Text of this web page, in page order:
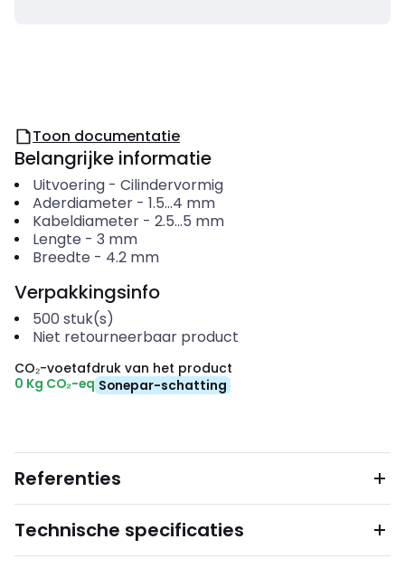
Toon documentatie
Belangrijke informatie
Uitvoering- Cilindervormig
Aderdiameter- 1.5...4 mm
Kabeldiameter- 2.5...5 mm
Lengte - 3 mm
Breedte - 4.2 mm
Verpakkingsinfo
500 stuk(s)
Niet retourneerbaar product
CO₂-voetafdruk van het product
0 Kg CO₂-eq Sonepar-schatting
Referenties
Technische specificaties